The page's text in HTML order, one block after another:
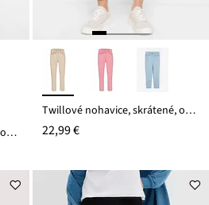
Twillové nohavice Mom s vysokým pásom
Twillové nohavice, skrátené, obnosený vzhľad
22,99 €